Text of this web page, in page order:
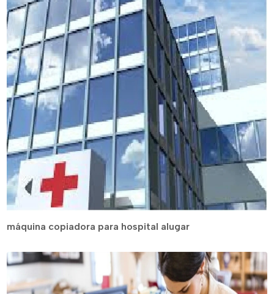
máquina copiadora para hospital alugar